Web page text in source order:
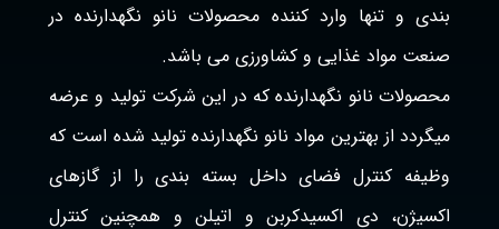
بندی و تنها وارد کننده محصولات نانو نگهدارنده در
صنعت مواد غذایی و کشاورزی می باشد.
محصولات نانو نگهدارنده که در این شرکت تولید و عرضه
میگردد از بهترین مواد نانو نگهدارنده تولید شده است که
وظیفه کنترل فضای داخل بسته بندی را از گازهای
اکسیژن، دی اکسیدکربن و اتیلن و همچنین کنترل